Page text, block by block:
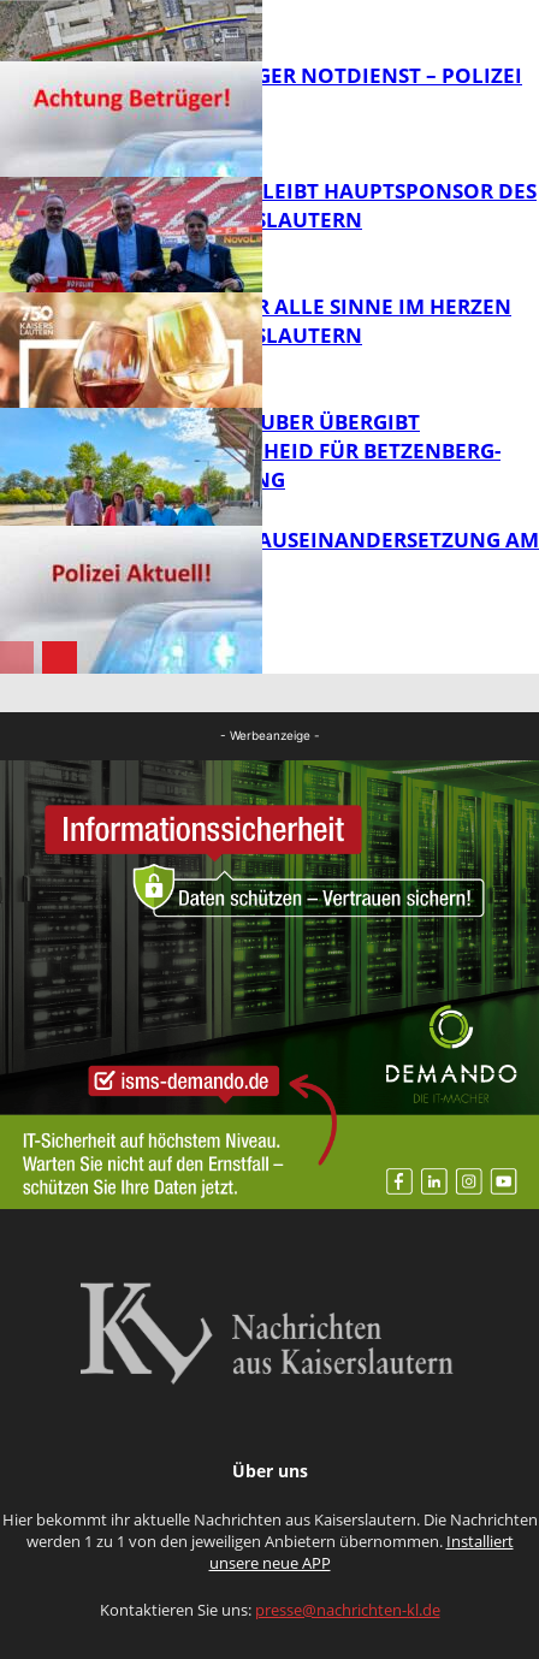
FB News
FB News
FRAGWÜRDIGER NOTDIENST – POLIZEI
WARNT
FB News
NOVOLINE BLEIBT HAUPTSPONSOR DES
1. FC KAISERSLAUTERN
FB Kultur
GENÜSSE FÜR ALLE SINNE IM HERZEN
VON KAISERSLAUTERN
MINISTER TEUBER ÜBERGIBT
FÖRDERBESCHEID FÜR BETZENBERG-
ENTWICKLUNG
HANDFESTE AUSEINANDERSETZUNG AM
PFAFFPLATZ
- Werbeanzeige -
Über uns
Hier bekommt ihr aktuelle Nachrichten aus Kaiserslautern. Die Nachrichten
werden 1 zu 1 von den jeweiligen Anbietern übernommen. Installiert
unsere neue APP
Kontaktieren Sie uns: presse@nachrichten-kl.de